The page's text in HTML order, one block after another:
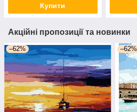
Купити
Акційні пропозиції та новинки
–62% –62%